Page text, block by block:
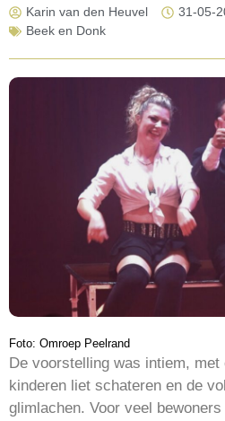
Karin van den Heuvel 31-05-
Beek en Donk
Foto: Omroep Peelrand
De voorstelling was intiem, met
kinderen liet schateren en de
glimlachen. Voor veel